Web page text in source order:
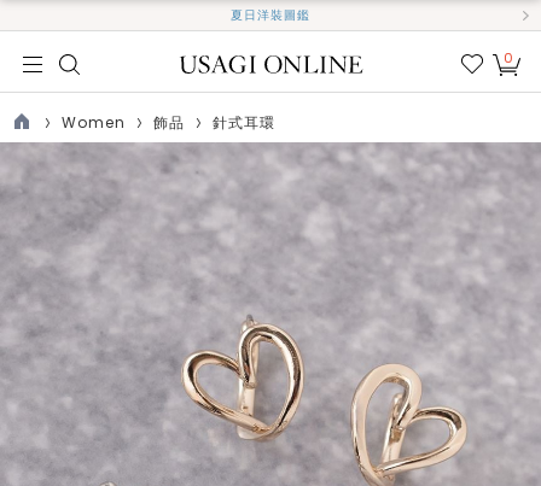
夏日洋裝圖鑑
我的
0
TOP
Women 飾品 針式耳環